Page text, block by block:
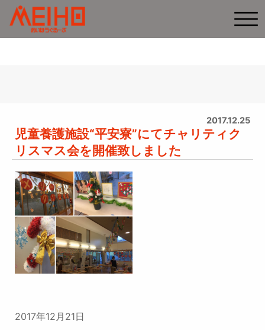
2017.12.25
児童養護施設“平安寮”にてチャリティク
リスマス会を開催致しました
2017年12月21日